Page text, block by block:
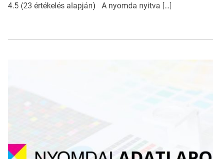
4.5 (23 értékelés alapján) A nyomda nyitva […]